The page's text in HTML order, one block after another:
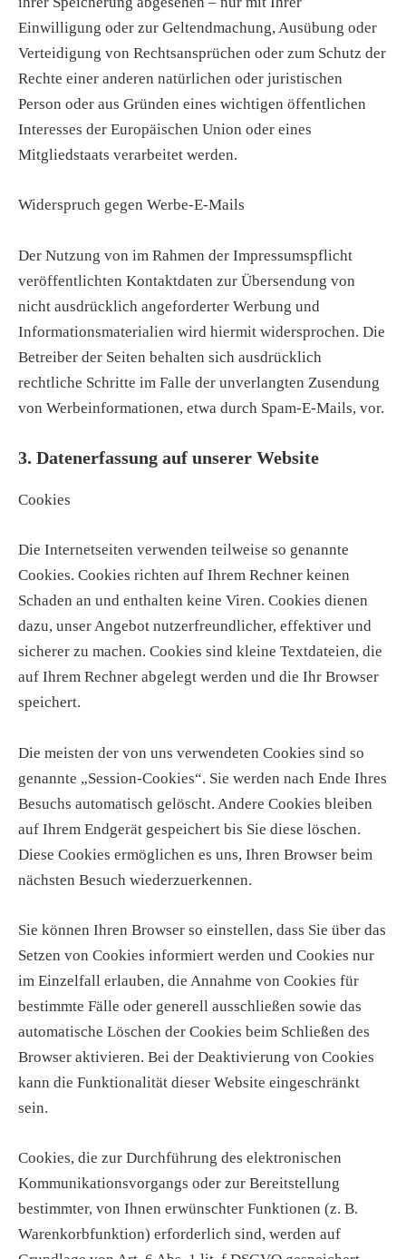
Einwilligung oder zur Geltendmachung, Ausübung oder
Verteidigung von Rechtsansprüchen oder zum Schutz der
Rechte einer anderen natürlichen oder juristischen
Person oder aus Gründen eines wichtigen öffentlichen
Interesses der Europäischen Union oder eines
Mitgliedstaats verarbeitet werden.
Widerspruch gegen Werbe-E-Mails
Der Nutzung von im Rahmen der Impressumspflicht
veröffentlichten Kontaktdaten zur Übersendung von
nicht ausdrücklich angeforderter Werbung und
Informationsmaterialien wird hiermit widersprochen. Die
Betreiber der Seiten behalten sich ausdrücklich
rechtliche Schritte im Falle der unverlangten Zusendung
von Werbeinformationen, etwa durch Spam-E-Mails, vor.
3. Datenerfassung auf unserer Website
Cookies
Die Internetseiten verwenden teilweise so genannte
Cookies. Cookies richten auf Ihrem Rechner keinen
Schaden an und enthalten keine Viren. Cookies dienen
dazu, unser Angebot nutzerfreundlicher, effektiver und
sicherer zu machen. Cookies sind kleine Textdateien, die
auf Ihrem Rechner abgelegt werden und die Ihr Browser
speichert.
Die meisten der von uns verwendeten Cookies sind so
genannte „Session-Cookies“. Sie werden nach Ende Ihres
Besuchs automatisch gelöscht. Andere Cookies bleiben
auf Ihrem Endgerät gespeichert bis Sie diese löschen.
Diese Cookies ermöglichen es uns, Ihren Browser beim
nächsten Besuch wiederzuerkennen.
Sie können Ihren Browser so einstellen, dass Sie über das
Setzen von Cookies informiert werden und Cookies nur
im Einzelfall erlauben, die Annahme von Cookies für
bestimmte Fälle oder generell ausschließen sowie das
automatische Löschen der Cookies beim Schließen des
Browser aktivieren. Bei der Deaktivierung von Cookies
kann die Funktionalität dieser Website eingeschränkt
sein.
Cookies, die zur Durchführung des elektronischen
Kommunikationsvorgangs oder zur Bereitstellung
bestimmter, von Ihnen erwünschter Funktionen (z. B.
Warenkorbfunktion) erforderlich sind, werden auf